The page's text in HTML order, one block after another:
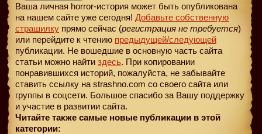
Ваша личная horror-история может быть опубликована
на нашем сайте уже сегодня! Добавьте собственную
страшилку прямо сейчас (регистрация не требуется)
или перейдите к чтению предыдущей/следующей
публикации. Не вошедшие в основную часть сайта
статьи можно найти здесь. При копировании
понравившихся историй, пожалуйста, не забывайте
ставить ссылку на strashno.com со своего сайта или
группы в соцсети. Большое спасибо за Вашу поддержку
и участие в развитии сайта.
Читайте также самые новые публикации в этой
категории: